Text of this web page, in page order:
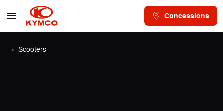
Concessions
Scooters